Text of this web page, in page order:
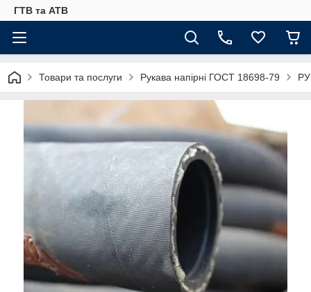
ГТВ та АТВ
Товари та послуги Рукава напірні ГОСТ 18698-79